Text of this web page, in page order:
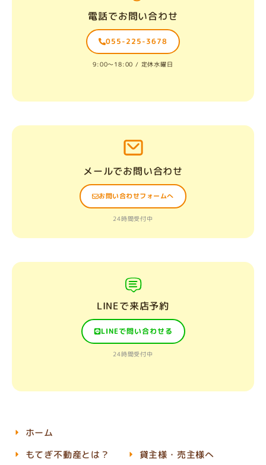
電話でお問い合わせ
055-225-3678
9:00〜18:00 / 定休水曜日
メールでお問い合わせ
お問い合わせフォームへ
24時間受付中
LINEで来店予約
LINEで問い合わせる
24時間受付中
ホーム
もてぎ不動産とは？
貸主様・売主様へ